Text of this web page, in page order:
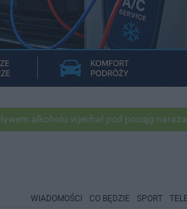
wjechał pod pociąg narażając
WIADOMOŚCI CO BĘDZIE SPORT